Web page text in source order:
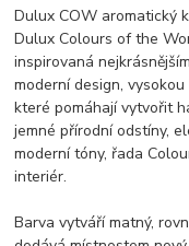
Dulux COW aromatický
Dulux Colours of the
inspirovaná
moderní design,
které pomáhají vytvořit
jemné přírodní odstíny,
moderní tóny, řada
interiér.
Barva vytváří matný,